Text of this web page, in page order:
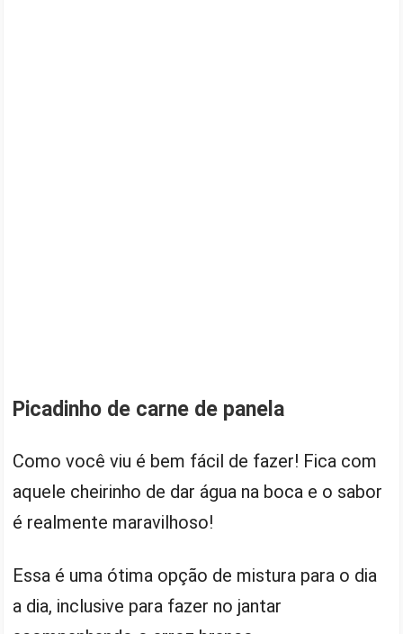
Picadinho de carne de panela
Como você viu é bem fácil de fazer! Fica com
aquele cheirinho de dar água na boca e o sabor
é realmente maravilhoso!
Essa é uma ótima opção de mistura para o dia
a dia, inclusive para fazer no jantar